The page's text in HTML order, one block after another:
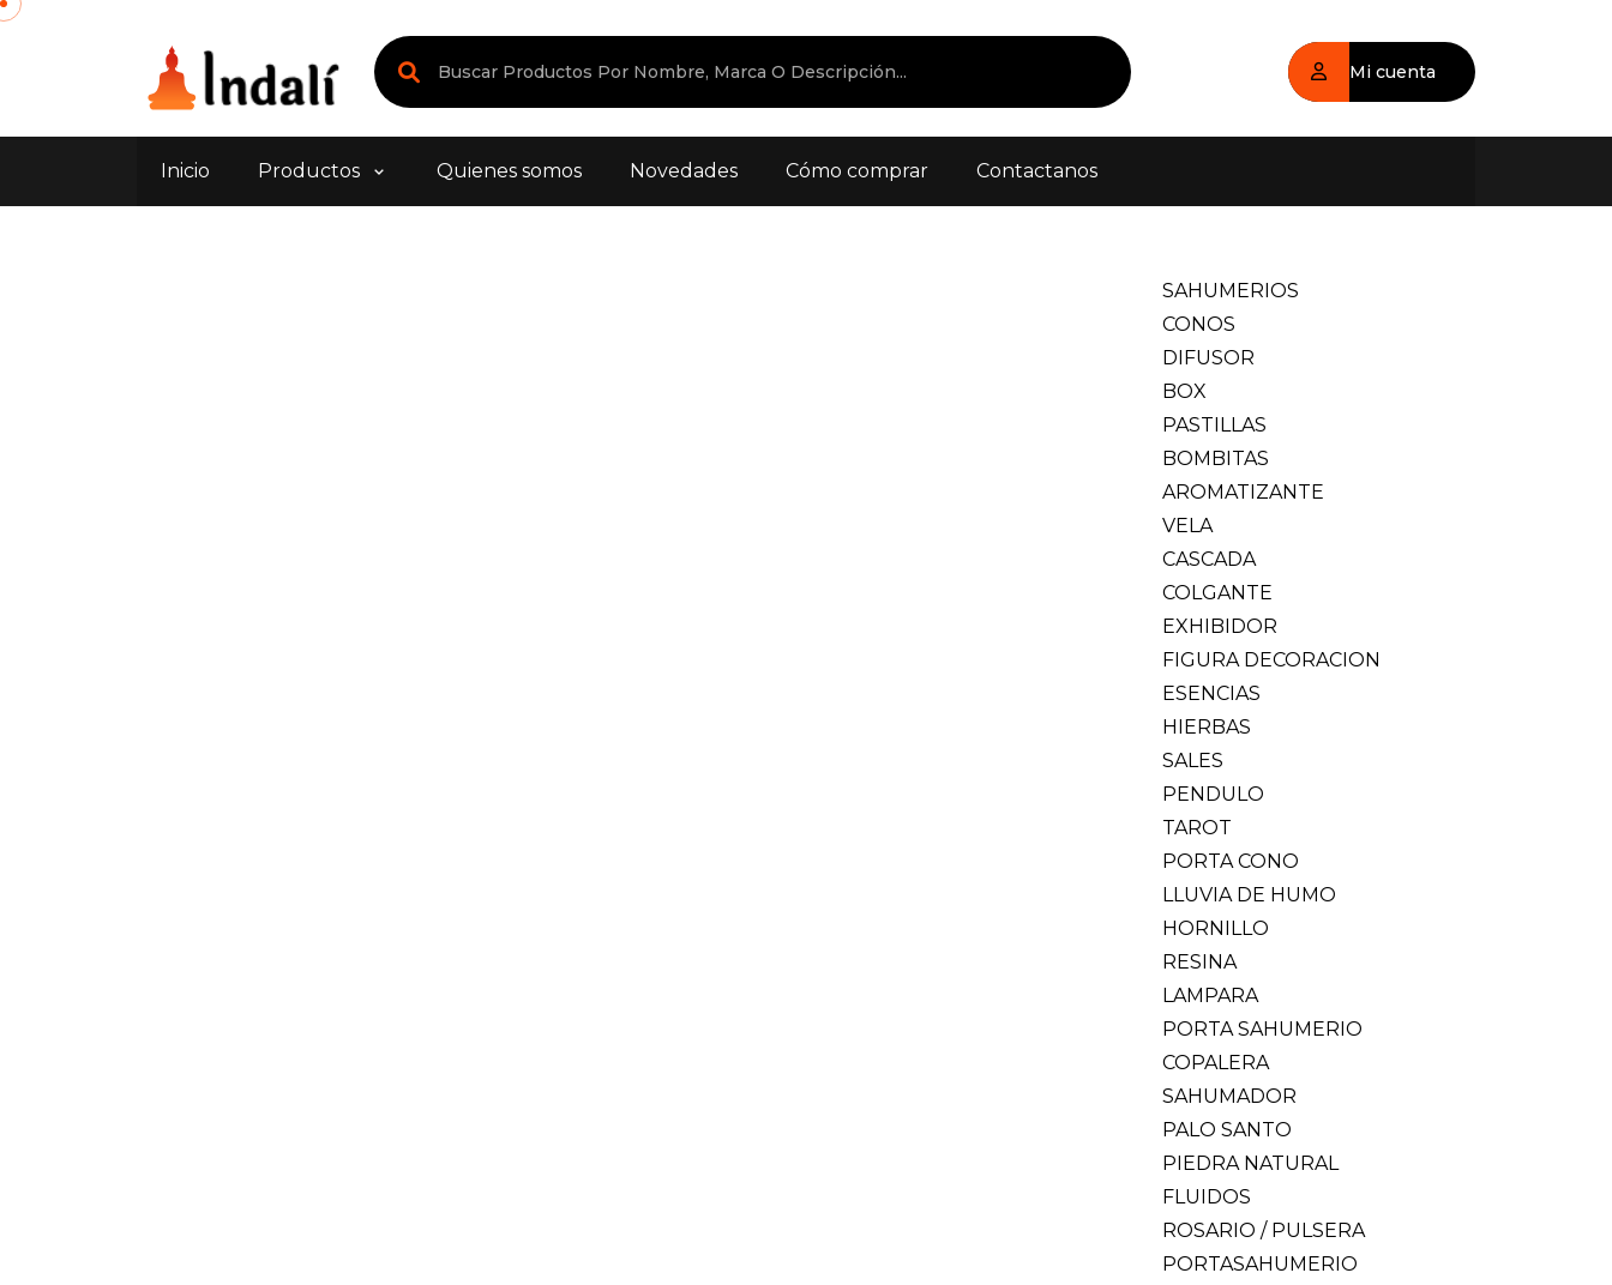
Mi cuenta
Inicio Productos Quienes somos Novedades Cómo comprar Contactanos
SAHUMERIOS
CONOS
DIFUSOR
BOX
PASTILLAS
BOMBITAS
AROMATIZANTE
VELA
CASCADA
COLGANTE
EXHIBIDOR
FIGURA DECORACION
ESENCIAS
HIERBAS
SALES
PENDULO
TAROT
PORTA CONO
LLUVIA DE HUMO
HORNILLO
RESINA
LAMPARA
PORTA SAHUMERIO
COPALERA
SAHUMADOR
PALO SANTO
PIEDRA NATURAL
FLUIDOS
ROSARIO / PULSERA
PORTASAHUMERIO